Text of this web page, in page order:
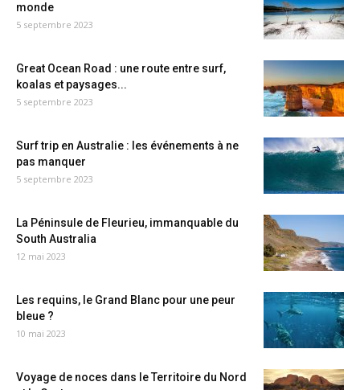
monde
5 septembre 2023
Great Ocean Road : une route entre surf,
koalas et paysages...
5 septembre 2023
Surf trip en Australie : les événements à ne
pas manquer
5 septembre 2023
La Péninsule de Fleurieu, immanquable du
South Australia
12 mai 2023
Les requins, le Grand Blanc pour une peur
bleue ?
10 mai 2023
Voyage de noces dans le Territoire du Nord